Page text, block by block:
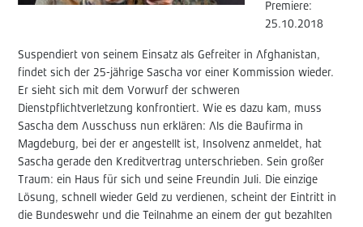
Premiere:
25.10.2018
Suspendiert von seinem Einsatz als Gefreiter in Afghanistan,
findet sich der 25-jährige Sascha vor einer Kommission wieder.
Er sieht sich mit dem Vorwurf der schweren
Dienstpflichtverletzung konfrontiert. Wie es dazu kam, muss
Sascha dem Ausschuss nun erklären: Als die Baufirma in
Magdeburg, bei der er angestellt ist, Insolvenz anmeldet, hat
Sascha gerade den Kreditvertrag unterschrieben. Sein großer
Traum: ein Haus für sich und seine Freundin Juli. Die einzige
Lösung, schnell wieder Geld zu verdienen, scheint der Eintritt in
die Bundeswehr und die Teilnahme an einem der gut bezahlten